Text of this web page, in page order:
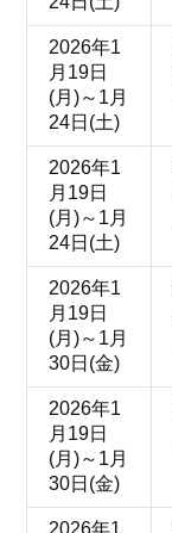
2026年1
月19日
(月)～1月
24日(土)
2026年1
月19日
(月)～1月
24日(土)
2026年1
月19日
(月)～1月
30日(金)
2026年1
月19日
(月)～1月
30日(金)
2026年1